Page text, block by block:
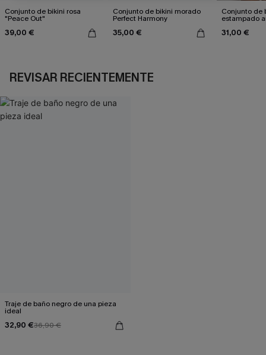
Conjunto de bikini rosa
"Peace Out"
39,00 €
Conjunto de bikini morado
Perfect Harmony
35,00 €
Conjunto de
estampado
31,00 €
REVISAR RECIENTEMENTE
Traje de baño negro de una pieza
ideal
32,90 €36,90 €